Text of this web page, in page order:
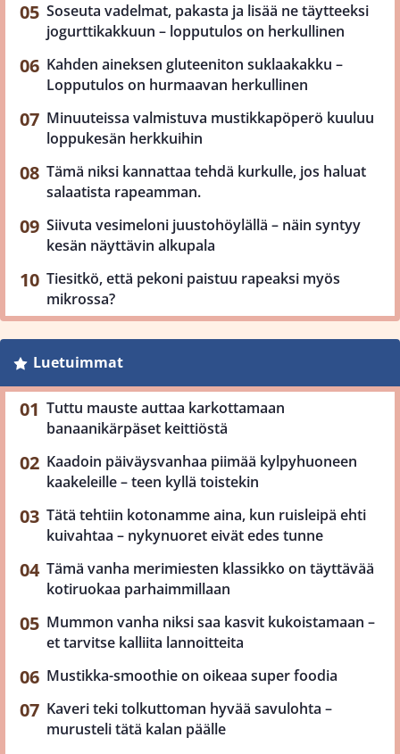
Soseuta vadelmat, pakasta ja lisää ne täytteeksi
jogurttikakkuun – lopputulos on herkullinen
Kahden aineksen gluteeniton suklaakakku –
Lopputulos on hurmaavan herkullinen
Minuuteissa valmistuva mustikkapöperö kuuluu
loppukesän herkkuihin
Tämä niksi kannattaa tehdä kurkulle, jos haluat
salaatista rapeamman.
Siivuta vesimeloni juustohöylällä – näin syntyy
kesän näyttävin alkupala
Tiesitkö, että pekoni paistuu rapeaksi myös
mikrossa?
Luetuimmat
Tuttu mauste auttaa karkottamaan
banaanikärpäset keittiöstä
Kaadoin päiväysvanhaa piimää kylpyhuoneen
kaakeleille – teen kyllä toistekin
Tätä tehtiin kotonamme aina, kun ruisleipä ehti
kuivahtaa – nykynuoret eivät edes tunne
Tämä vanha merimiesten klassikko on täyttävää
kotiruokaa parhaimmillaan
Mummon vanha niksi saa kasvit kukoistamaan –
et tarvitse kalliita lannoitteita
Mustikka-smoothie on oikeaa super foodia
Kaveri teki tolkuttoman hyvää savulohta –
murusteli tätä kalan päälle